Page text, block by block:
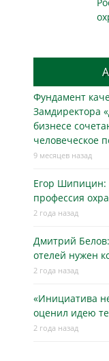
Фундамент
Замдиректора
бизнесe
человеческое
9 месяцев назад
Егор Шипицин:
профессия
2 года назад
Дмитрий
отелей нужен
2 года назад
«Инициатива
оценил идею
2 года назад